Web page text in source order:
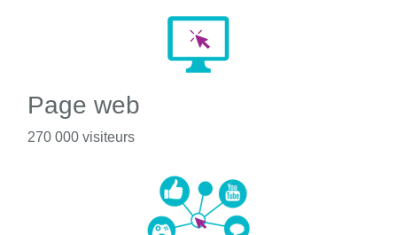
Page web
270 000 visiteurs